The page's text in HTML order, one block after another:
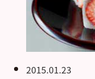
2015.01.23